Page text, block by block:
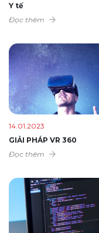
Y tế
Đọc thêm
14.01.2023
GIẢI PHÁP VR 360
Đọc thêm